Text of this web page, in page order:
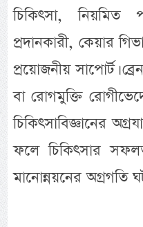
চিকিৎসা, নিয়মিত
প্রদানকারী, কেয়ার
প্রয়োজনীয় সাপোর্ট।
বা রোগমুক্তি
চিকিৎসাবিজ্ঞানের
ফলে চিকিৎসার
মানোন্নয়নের অগ্রগতি